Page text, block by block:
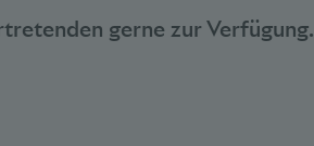
gerne zur Verfügung.